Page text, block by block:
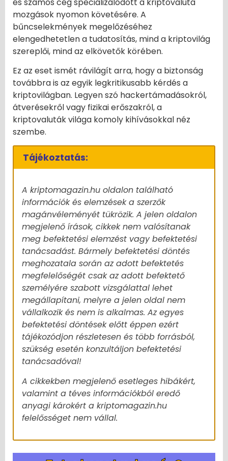
mozgások nyomon követésére. A
bűncselekmények megelőzéséhez
elengedhetetlen a tudatosítás, mind a kriptovilág
szereplői, mind az elkövetők körében.
Ez az eset ismét rávilágít arra, hogy a biztonság
továbbra is az egyik legkritikusabb kérdés a
kriptovilágban. Legyen szó hackertámadásokról,
átverésekről vagy fizikai erőszakról, a
kriptovaluták világa komoly kihívásokkal néz
szembe.
Tájékoztatás:
A kriptomagazin.hu oldalon található
információk és elemzések a szerzők
magánvéleményét tükrözik. A jelen oldalon
megjelenő írások, cikkek nem valósítanak
meg befektetési elemzést vagy befektetési
tanácsadást. Bármely befektetési döntés
meghozatala során az adott befektetés
megfelelőségét csak az adott befektető
személyére szabott vizsgálattal lehet
megállapítani, melyre a jelen oldal nem
vállalkozik és nem is alkalmas. Az egyes
befektetési döntések előtt éppen ezért
tájékozódjon részletesen és több forrásból,
szükség esetén konzultáljon befektetési
tanácsadóval!
A cikkekben megjelenő esetleges hibákért,
valamint a téves információkból eredő
anyagi károkért a kriptomagazin.hu
felelősséget nem vállal.